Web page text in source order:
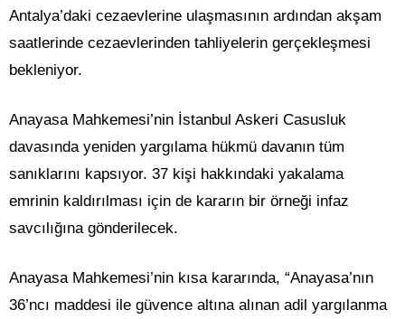
Antalya’daki cezaevlerine ulaşmasının ardından akşam
saatlerinde cezaevlerinden tahliyelerin gerçekleşmesi
bekleniyor.
Anayasa Mahkemesi’nin İstanbul Askeri Casusluk
davasında yeniden yargılama hükmü davanın tüm
sanıklarını kapsıyor. 37 kişi hakkındaki yakalama
emrinin kaldırılması için de kararın bir örneği infaz
savcılığına gönderilecek.
Anayasa Mahkemesi’nin kısa kararında, “Anayasa’nın
36’ncı maddesi ile güvence altına alınan adil yargılanma